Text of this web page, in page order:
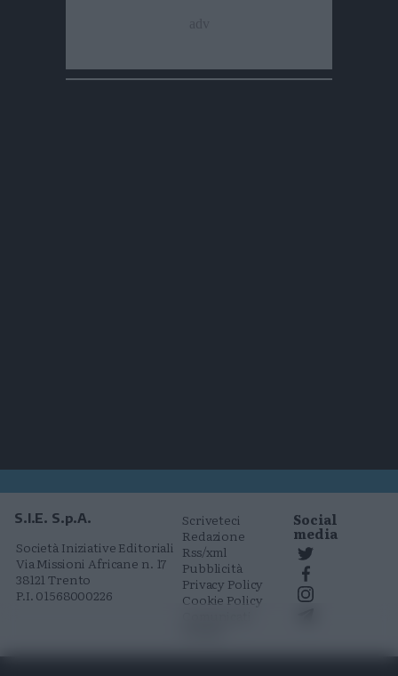
S.I.E. S.p.A.
Società Iniziative Editoriali
Via Missioni Africane n. 17
38121 Trento
P.I. 01568000226
Scriveteci
Redazione
Rss/xml
Pubblicità
Privacy Policy
Cookie Policy
Social
media